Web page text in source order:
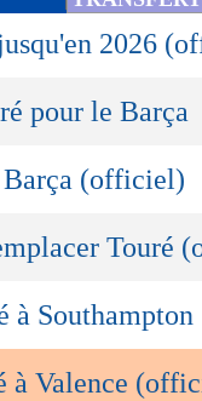
2026
pour le Barça
(officiel)
Touré
à
à Valence